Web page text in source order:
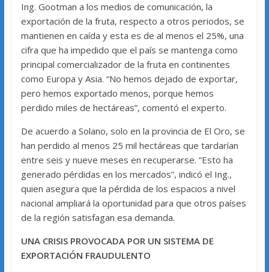
Ing. Gootman a los medios de comunicación, la
exportación de la fruta, respecto a otros periodos, se
mantienen en caída y esta es de al menos el 25%, una
cifra que ha impedido que el país se mantenga como
principal comercializador de la fruta en continentes
como Europa y Asia. “No hemos dejado de exportar,
pero hemos exportado menos, porque hemos
perdido miles de hectáreas”, comentó el experto.
De acuerdo a Solano, solo en la provincia de El Oro, se
han perdido al menos 25 mil hectáreas que tardarían
entre seis y nueve meses en recuperarse. “Esto ha
generado pérdidas en los mercados”, indicó el Ing.,
quien asegura que la pérdida de los espacios a nivel
nacional ampliará la oportunidad para que otros países
de la región satisfagan esa demanda.
UNA CRISIS PROVOCADA POR UN SISTEMA DE
EXPORTACIÓN FRAUDULENTO